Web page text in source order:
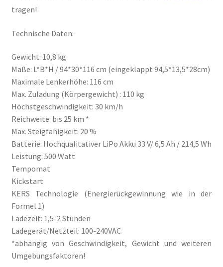
tragen!
Technische Daten:
Gewicht: 10,8 kg
Maße: L*B*H / 94*30*116 cm (eingeklappt 94,5*13,5*28cm)
Maximale Lenkerhöhe: 116 cm
Max. Zuladung (Körpergewicht) : 110 kg
Höchstgeschwindigkeit: 30 km/h
Reichweite: bis 25 km *
Max. Steigfähigkeit: 20 %
Batterie: Hochqualitativer LiPo Akku 33 V/ 6,5 Ah / 214,5 Wh
Leistung: 500 Watt
Tempomat
Kickstart
KERS Technologie (Energierückgewinnung wie in der
Formel 1)
Ladezeit: 1,5-2 Stunden
Ladegerät/Netzteil: 100-240VAC
*abhängig von Geschwindigkeit, Gewicht und weiteren
Umgebungsfaktoren!